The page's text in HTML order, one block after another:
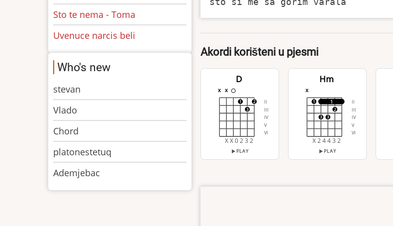
Akordi korišteni u pjesmi
D
x x
II
III
IV
V
VI
1
3
2
X X 0 2 3 2
PLAY
Hm
x
II
III
IV
V
VI
1
1
3 3
2
X 2 4 4 3 2
PLAY
Sto te nema - Toma
Uvenuce narcis beli
Who's new
stevan
Vlado
Chord
platonestetuq
Ademjebac